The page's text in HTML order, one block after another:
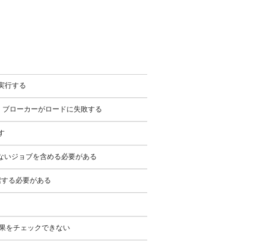
行する
ローカーがロードに失敗する
ョブを含める必要がある
る必要がある
チェックできない